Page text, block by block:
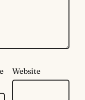
Website